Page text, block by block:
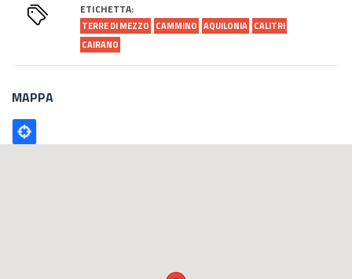
ETICHETTA:
TERRE DI MEZZO CAMMINO AQUILONIA CALITRI
CAIRANO
MAPPA
Poligono
GEO